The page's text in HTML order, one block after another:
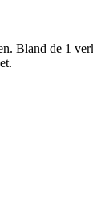
Bland de 1